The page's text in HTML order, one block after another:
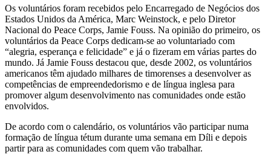
Os voluntários foram recebidos pelo Encarregado de Negócios dos
Estados Unidos da América, Marc Weinstock, e pelo Diretor
Nacional do Peace Corps, Jamie Fouss. Na opinião do primeiro, os
voluntários da Peace Corps dedicam-se ao voluntariado com
“alegria, esperança e felicidade” e já o fizeram em várias partes do
mundo. Já Jamie Fouss destacou que, desde 2002, os voluntários
americanos têm ajudado milhares de timorenses a desenvolver as
competências de empreendedorismo e de língua inglesa para
promover algum desenvolvimento nas comunidades onde estão
envolvidos.
De acordo com o calendário, os voluntários vão participar numa
formação de língua tétum durante uma semana em Díli e depois
partir para as comunidades com quem vão trabalhar.